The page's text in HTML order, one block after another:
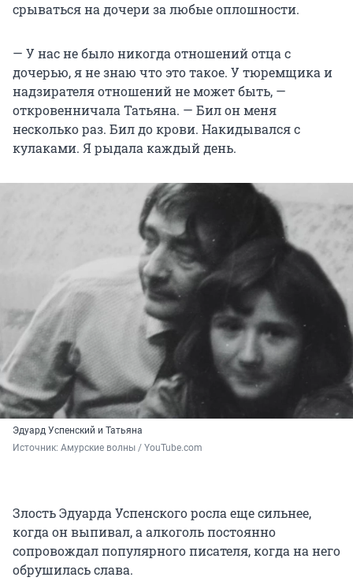
срываться на дочери за любые оплошности.
— У нас не было никогда отношений отца с
дочерью, я не знаю что это такое. У тюремщика и
надзирателя отношений не может быть, —
откровенничала Татьяна. — Бил он меня
несколько раз. Бил до крови. Накидывался с
кулаками. Я рыдала каждый день.
Эдуард Успенский и Татьяна
Источник: Амурские волны / YouTube.com
Злость Эдуарда Успенского росла еще сильнее,
когда он выпивал, а алкоголь постоянно
сопровождал популярного писателя, когда на него
обрушилась слава.